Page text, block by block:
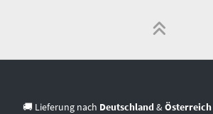
🚚 Lieferung nach Deutschland &Österreich